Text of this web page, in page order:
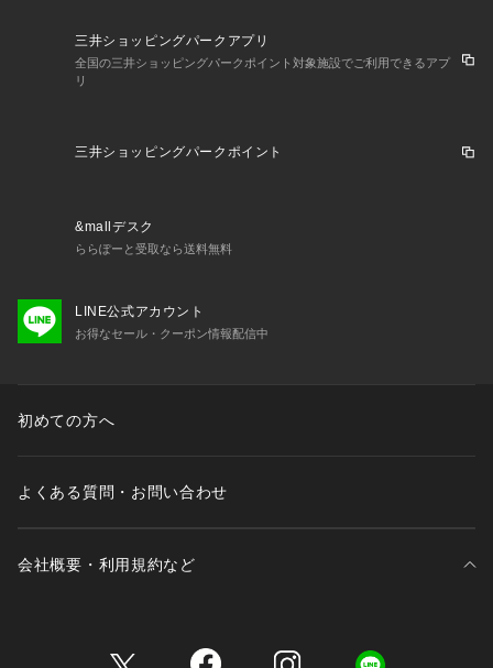
三井ショッピングパークアプリ
全国の三井ショッピングパークポイント対象施設でご利用できるアプ
リ
三井ショッピングパークポイント
&mallデスク
ららぽーと受取なら送料無料
LINE公式アカウント
お得なセール・クーポン情報配信中
初めての方へ
よくある質問・お問い合わせ
会社概要・利用規約など